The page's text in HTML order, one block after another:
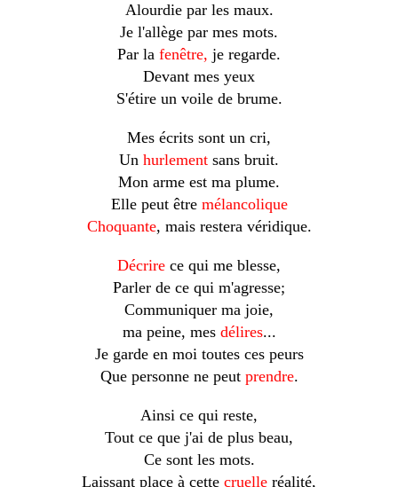
Alourdie par les maux.
Je l'allège par mes mots.
Par la fenêtre, je regarde.
Devant mes yeux
S'étire un voile de brume.
Mes écrits sont un cri,
Un hurlement sans bruit.
Mon arme est ma plume.
Elle peut être mélancolique
Choquante, mais restera véridique.
Décrire ce qui me blesse,
Parler de ce qui m'agresse;
Communiquer ma joie,
ma peine, mes délires...
Je garde en moi toutes ces peurs
Que personne ne peut prendre.
Ainsi ce qui reste,
Tout ce que j'ai de plus beau,
Ce sont les mots.
Laissant place à cette cruelle réalité,